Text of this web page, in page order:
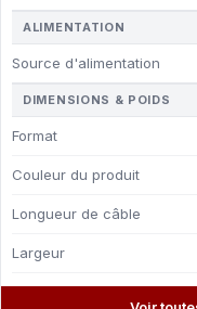
ALIMENTATION
Source d'alimentation
DIMENSIONS & POIDS
Format
Couleur du produit
Longueur de câble
Largeur